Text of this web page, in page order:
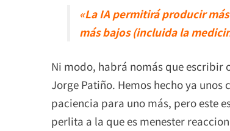
«La IA permitirá producir
más bajos (incluida la
Ni modo, habrá nomás que escribir
Jorge Patiño. Hemos hecho ya unos
paciencia para uno más, pero este
perlita a la que es menester